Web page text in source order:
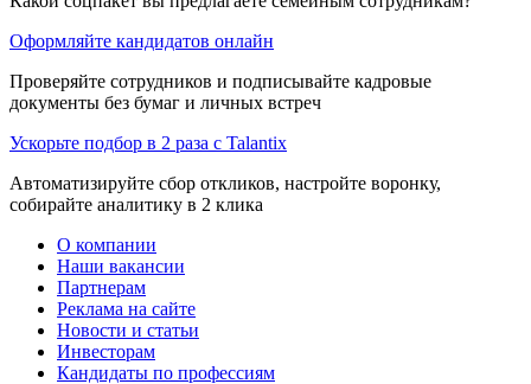
Оформляйте кандидатов онлайн
Проверяйте сотрудников и подписывайте кадровые
документы без бумаг и личных встреч
Ускорьте подбор в 2 раза с Talantix
Автоматизируйте сбор откликов, настройте воронку,
собирайте аналитику в 2 клика
О компании
Наши вакансии
Партнерам
Реклама на сайте
Новости и статьи
Инвесторам
Кандидаты по профессиям